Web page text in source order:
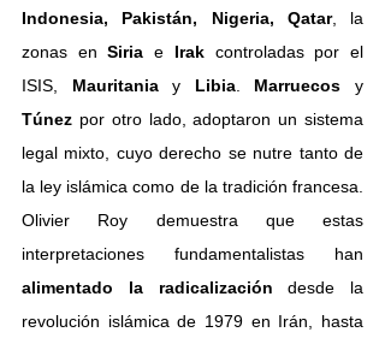
Indonesia, Pakistán, Nigeria, Qatar, la
zonas en Siria e Irak controladas por el
ISIS, Mauritania y Libia. Marruecos
Túnez por otro lado, adoptaron un sistema
legal mixto, cuyo derecho se nutre tanto de
la ley islámica como de la tradición francesa.
Olivier Roy demuestra que estas
interpretaciones fundamentalistas han
alimentado la radicalización desde la
revolución islámica de 1979 en Irán, hasta